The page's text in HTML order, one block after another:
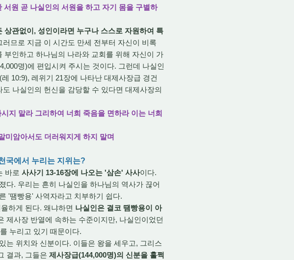
원 곧 나실인의 서원을 하고 자기 몸을 구별하
관없이, 성인이라면 누구나 스스로 자원하여 특
러므로 지금 이 시간도 만세 전부터 자신이 비록
인하고 하나님의 나라와 교회를 위해 자신이 가
명)에 편입시켜 주시는 것이다. 그런데 나실인
10:9), 레위기 21장에 나타난 대제사장급 경건
나실인의 헌신을 감당할 수 있다면 대제사장의
지 말라 그리하여 너희 죽음을 면하라 이는 너희
미암아서도 더러워지게 하지 말며
국에서 누리는 지위는?
바로 사사기 13-16장에 나오는 '삼손' 사사이다.
다. 우리는 흔히 나실인을 하나님의 역사가 끊어
'땜빵용' 사역자라고 치부하기 쉽다.
하게 된다. 왜냐하면 나실인은 결코 땜빵용이 아
제사장 반열에 속하는 수준이지만, 나실인이었던
누리고 있기 때문이다.
는 위치와 신분이다. 이들은 왕을 세우고, 그리스
결과, 그들은 제사장급(144,000명)의 신분을 훌쩍